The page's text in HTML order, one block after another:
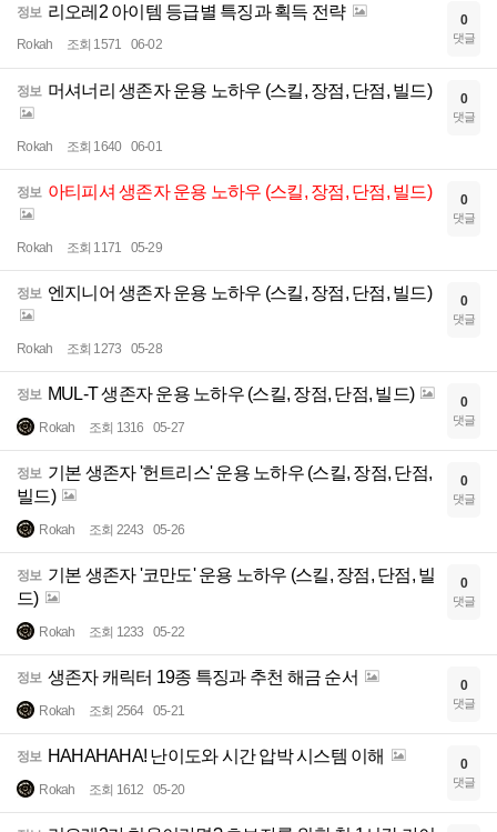
정보 리오레2 아이템 등급별 특징과 획득 전략
Rokah 조회 1571 06-02
0
댓글
정보 머셔너리 생존자 운용 노하우 (스킬, 장점, 단점, 빌드)
Rokah 조회 1640 06-01
0
댓글
정보 아티피셔 생존자 운용 노하우 (스킬, 장점, 단점, 빌드)
Rokah 조회 1171 05-29
0
댓글
정보 엔지니어 생존자 운용 노하우 (스킬, 장점, 단점, 빌드)
Rokah 조회 1273 05-28
0
댓글
정보 MUL-T 생존자 운용 노하우 (스킬, 장점, 단점, 빌드)
Rokah 조회 1316 05-27
0
댓글
정보 기본 생존자 '헌트리스' 운용 노하우 (스킬, 장점, 단점,
빌드)
Rokah 조회 2243 05-26
0
댓글
정보 기본 생존자 '코만도' 운용 노하우 (스킬, 장점, 단점, 빌
드)
Rokah 조회 1233 05-22
0
댓글
정보 생존자 캐릭터 19종 특징과 추천 해금 순서
Rokah 조회 2564 05-21
0
댓글
정보 HAHAHAHA! 난이도와 시간 압박 시스템 이해
Rokah 조회 1612 05-20
0
댓글